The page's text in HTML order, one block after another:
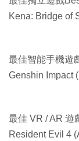
Kena: Bridge of
最佳智能手機遊
Genshin Impact
最佳 VR / AR 遊
Resident Evil 4